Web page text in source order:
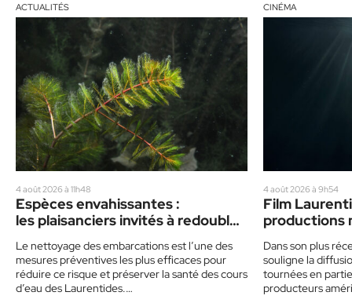
ACTUALITÉS
4 août 2026 à 11h48
Espèces envahissantes :
les plaisanciers invités à redoubler
Le nettoyage des embarcations est l’une des
mesures préventives les plus efficaces pour
réduire ce risque et préserver la santé des cours
d’eau des Laurentides.…
CINÉMA
4 août 2026 à 9h54
Film
productions
Dans son plus
souligne la
tournées en
producteurs